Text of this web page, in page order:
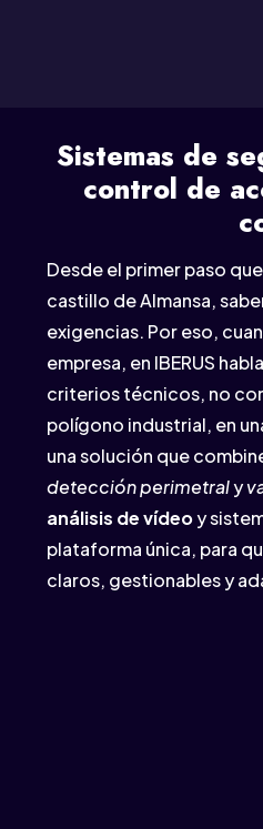
Sistemas de
control de
Desde el primer paso
castillo de Almansa,
exigencias. Por eso,
empresa, en IBERUS
criterios técnicos, no
polígono industrial, en
una solución que
detección perimetraly
análisis de vídeoy
plataforma única, para
claros, gestionables y